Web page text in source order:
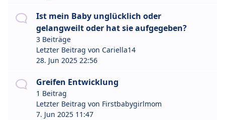
Ist mein Baby unglücklich oder
gelangweilt oder hat sie aufgegeben?
3 Beiträge
Letzter Beitrag von Cariella14
28. Jun 2025 22:56
Greifen Entwicklung
1 Beitrag
Letzter Beitrag von Firstbabygirlmom
7. Jun 2025 11:47